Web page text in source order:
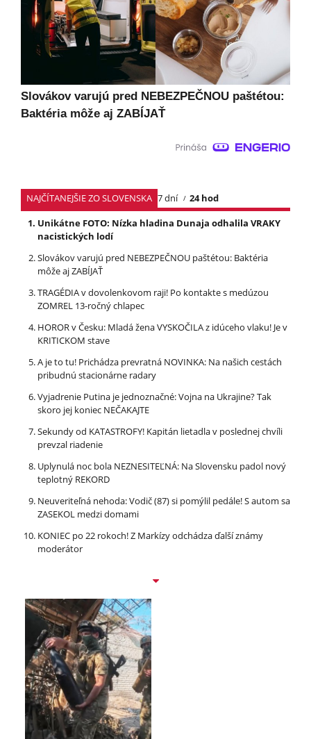
Slovákov varujú pred NEBEZPEČNOU paštétou:
Baktéria môže aj ZABÍJAŤ
NAJČÍTANEJŠIE ZO SLOVENSKA 7 dní
24 hod
Unikátne FOTO: Nízka hladina Dunaja odhalila VRAKY
nacistických lodí
Slovákov varujú pred NEBEZPEČNOU paštétou: Baktéria
môže aj ZABÍJAŤ
TRAGÉDIA v dovolenkovom raji! Po kontakte s medúzou
ZOMREL 13-ročný chlapec
HOROR v Česku: Mladá žena VYSKOČILA z idúceho vlaku! Je v
KRITICKOM stave
A je to tu! Prichádza prevratná NOVINKA: Na našich cestách
pribudnú stacionárne radary
Vyjadrenie Putina je jednoznačné: Vojna na Ukrajine? Tak
skoro jej koniec NEČAKAJTE
Sekundy od KATASTROFY! Kapitán lietadla v poslednej chvíli
prevzal riadenie
Uplynulá noc bola NEZNESITEĽNÁ: Na Slovensku padol nový
teplotný REKORD
Neuveriteľná nehoda: Vodič (87) si pomýlil pedále! S autom sa
ZASEKOL medzi domami
KONIEC po 22 rokoch! Z Markízy odchádza ďalší známy
moderátor